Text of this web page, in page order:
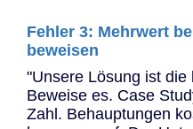
Fehler 3: Mehrwert
beweisen
"Unsere Lösung ist
Beweise es. Case
Zahl. Behauptungen